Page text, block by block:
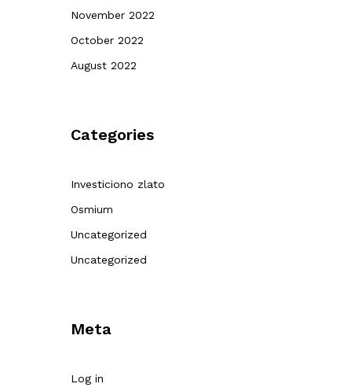
November 2022
October 2022
August 2022
Categories
Investiciono zlato
Osmium
Uncategorized
Uncategorized
Meta
Log in